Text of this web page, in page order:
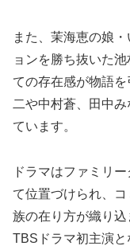
また、茉海恵の娘
ョンを勝ち抜いた
ての存在感が物語
二や中村蒼、田中
ています。
ドラマはファミリ
て位置づけられ、
族の在り方が織り
TBSドラマ初主演